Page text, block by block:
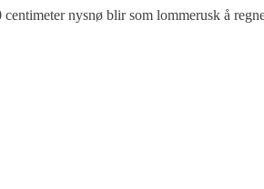
centimeter nysnø blir som lommerusk å